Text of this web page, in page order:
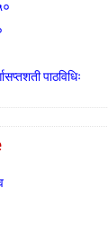
पाठविधिः